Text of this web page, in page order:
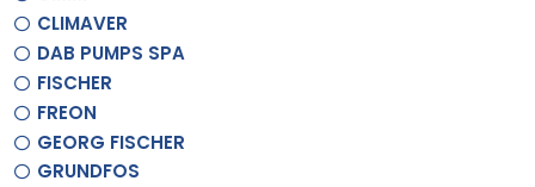
CLIMAVER
DAB PUMPS SPA
FISCHER
FREON
GEORG FISCHER
GRUNDFOS